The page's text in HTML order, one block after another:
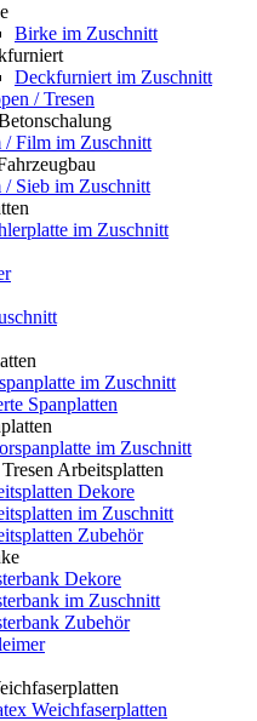
Birke im Zuschnitt
Deckfurniert im Zuschnitt
/ Tresen
/ Film im Zuschnitt
/ Sieb im Zuschnitt
im Zuschnitt
im Zuschnitt
Spanplatten
im Zuschnitt
Arbeitsplatten
Dekore
im Zuschnitt
Zubehör
Dekore
im Zuschnitt
Zubehör
Weichfaserplatten